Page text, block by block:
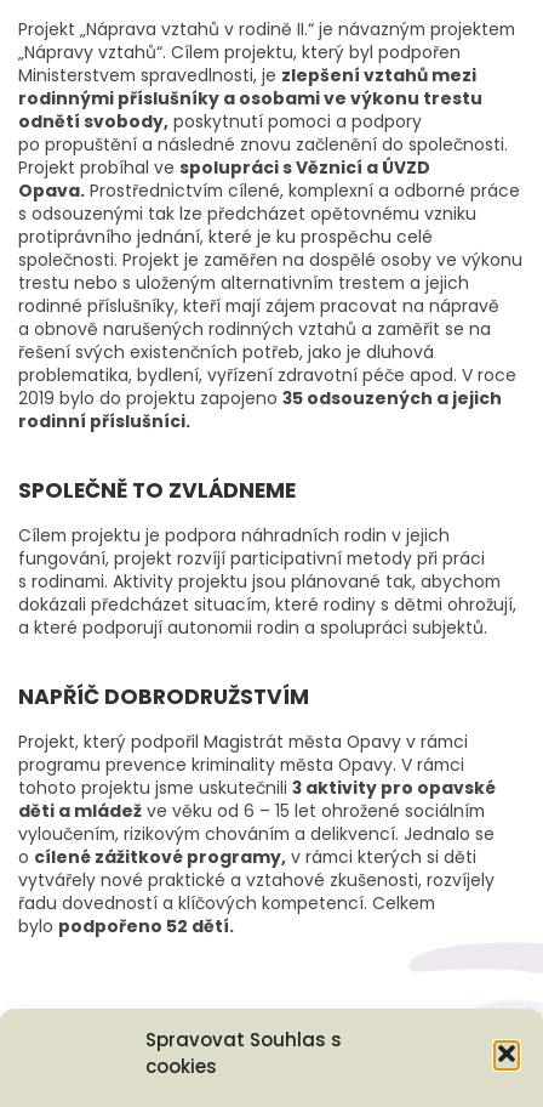
Spravovat Souhlas s
cookies
Projekt „Náprava vztahů v rodině II.“ je návazným projektem
„Nápravy vztahů“. Cílem projektu, který byl podpořen
Ministerstvem spravedlnosti, je zlepšení vztahů mezi
rodinnými příslušníky a osobami ve výkonu trestu
odnětí svobody, poskytnutí pomoci a podpory
po propuštění a následné znovu začlenění do společnosti.
Projekt probíhal ve spolupráci s Věznicí a ÚVZD
Opava. Prostřednictvím cílené, komplexní a odborné práce
s odsouzenými tak lze předcházet opětovnému vzniku
protiprávního jednání, které je ku prospěchu celé
společnosti. Projekt je zaměřen na dospělé osoby ve výkonu
trestu nebo s uloženým alternativním trestem a jejich
rodinné příslušníky, kteří mají zájem pracovat na nápravě
a obnově narušených rodinných vztahů a zaměřit se na
řešení svých existenčních potřeb, jako je dluhová
problematika, bydlení, vyřízení zdravotní péče apod. V roce
2019 bylo do projektu zapojeno 35 odsouzených a jejich
rodinní příslušníci.
SPOLEČNĚ TO ZVLÁDNEME
Cílem projektu je podpora náhradních rodin v jejich
fungování, projekt rozvíjí participativní metody při práci
s rodinami. Aktivity projektu jsou plánované tak, abychom
dokázali předcházet situacím, které rodiny s dětmi ohrožují,
a které podporují autonomii rodin a spolupráci subjektů.
NAPŘÍČ DOBRODRUŽSTVÍM
Projekt, který podpořil Magistrát města Opavy v rámci
programu prevence kriminality města Opavy. V rámci
tohoto projektu jsme uskutečnili 3 aktivity pro opavské
děti a mládež ve věku od 6 – 15 let ohrožené sociálním
vyloučením, rizikovým chováním a delikvencí. Jednalo se
o cílené zážitkové programy, v rámci kterých si děti
vytvářely nové praktické a vztahové zkušenosti, rozvíjely
řadu dovedností a klíčových kompetencí. Celkem
bylo podpořeno 52 dětí.